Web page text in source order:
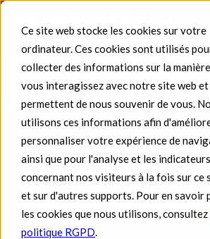
Ce site web stocke les cookies sur votre
ordinateur. Ces cookies sont utilisés
collecter des informations sur la
vous interagissez avec notre site web et
permettent de nous souvenir de vous.
utilisons ces informations afin
personnaliser votre expérience de
ainsi que pour l'analyse et les indicateurs
concernant nos visiteurs à la fois sur ce
et sur d'autres supports. Pour en savoir
les cookies que nous utilisons, consultez
politique RGPD.
Recruter
discriminer